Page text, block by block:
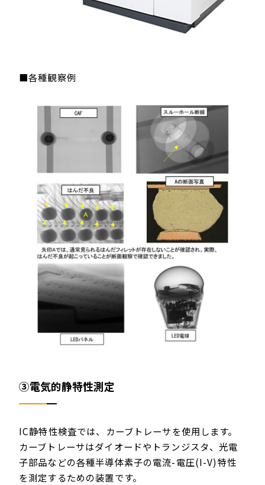
■各種観察例
③電気的静特性測定
IC静特性検査では、カーブトレーサを使用します。
カーブトレーサはダイオードやトランジスタ、光電
子部品などの各種半導体素子の電流-電圧(I-V)特性
を測定するための装置です。